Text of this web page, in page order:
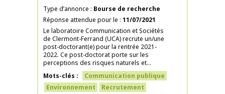
Type d’annonce
Bourse de recherche
Réponse attendue pour le 11/07/2021
Le laboratoire Communication et Sociétés
de Clermont-Ferrand (UCA) recrute un/une
post-doctorant(e) pour la rentrée 2021-
2022. Ce post-doctorat porte sur les
perceptions des risques naturels et...
Mots-clés
Communication publique
Environnement
Recrutement